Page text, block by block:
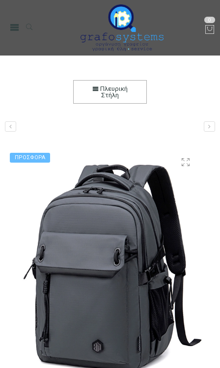
0
15.6″ 25L Γκρι ή Μαύρο
PC, Τηλεφωνία & περιφεριακά
Τσάντες Μεταφοράς Laptop
Πλευρική
Στήλη
ΠΡΟΣΦΟΡΑ